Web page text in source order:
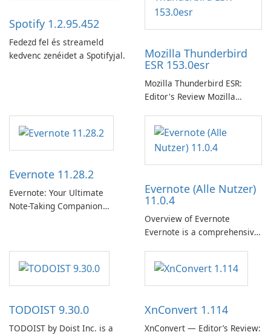
Spotify 1.2.95.452
Fedezd fel és streameld
kedvenc zenéidet a Spotifyjal.
Mozilla Thunderbird
ESR 153.0esr
Mozilla Thunderbird ESR:
Editor's Review Mozilla
Support Release) is the long-
term support channel of the
Thunderbird desktop email
client designed for
need predictable …
Evernote 11.28.2
Evernote: Your Ultimate
Note-Taking Companion
helps users capture ideas,
organize to-do lists, and keep
track of important
Evernote (Alle Nutzer)
11.0.4
Overview of Evernote
Evernote is a comprehensive
software designed to help
users capture, organize, and
access information across
TODOIST 9.30.0
TODOIST by Doist Inc. is a
XnConvert 1.114
XnConvert — Editor’s Review: